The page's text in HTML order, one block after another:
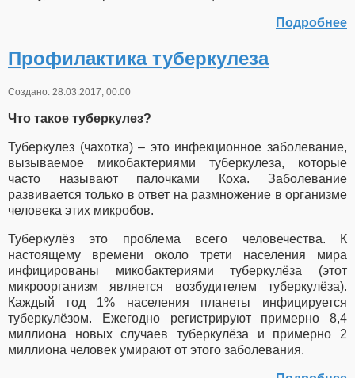
Подробнее
Профилактика туберкулеза
Создано: 28.03.2017, 00:00
Что такое туберкулез?
Туберкулез (чахотка) – это инфекционное заболевание,
вызываемое микобактериями туберкулеза, которые
часто называют палочками Коха. Заболевание
развивается только в ответ на размножение в организме
человека этих микробов.
Туберкулёз это проблема всего человечества. К
настоящему времени около трети населения мира
инфицированы микобактериями туберкулёза (этот
микроорганизм является возбудителем туберкулёза).
Каждый год 1% населения планеты инфицируется
туберкулёзом. Ежегодно регистрируют примерно 8,4
миллиона новых случаев туберкулёза и примерно 2
миллиона человек умирают от этого заболевания.